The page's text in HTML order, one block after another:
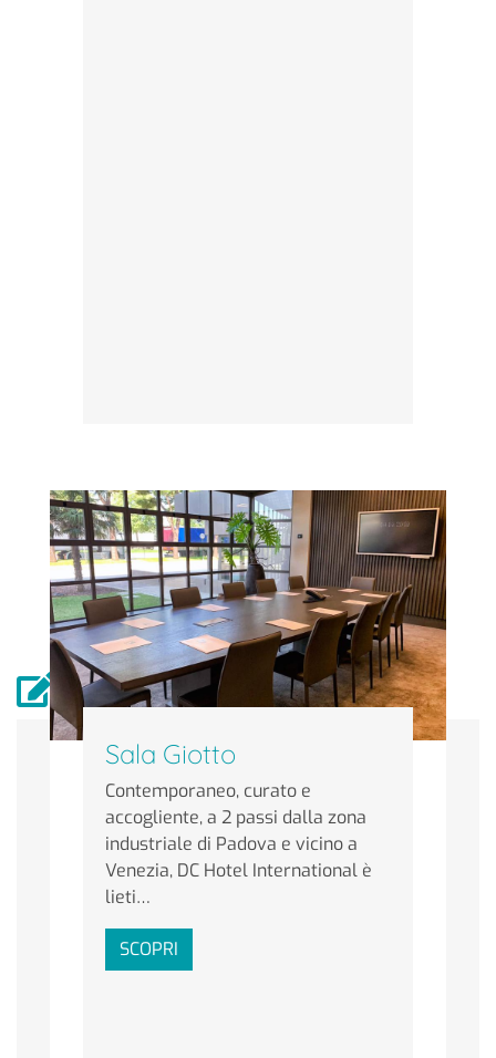
Sala Giotto
Contemporaneo, curato e
accogliente, a 2 passi dalla zona
industriale di Padova e vicino a
Venezia, DC Hotel International è
lieti…
SCOPRI
Scrivici
Riferimento
Nome e Cognome